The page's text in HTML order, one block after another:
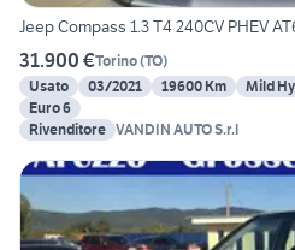
Jeep Compass 1.3 T4 240CV PHEV
31.900 €Torino(TO)
Usato
03/2021 19600 Km Mild
Euro 6
Rivenditore VANDIN AUTO S.r.l